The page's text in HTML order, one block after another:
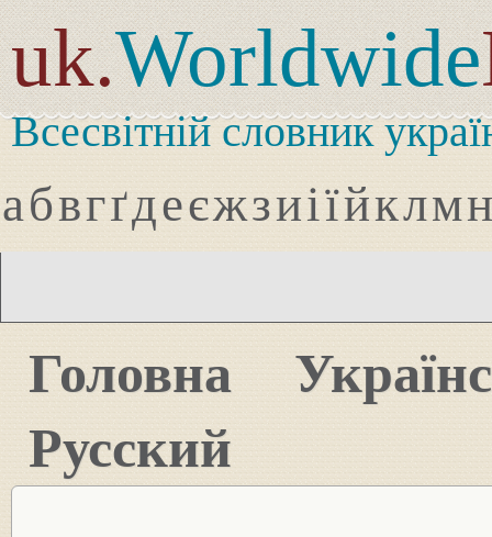
uk.Worldwide
Всесвітній словник
абвгґдеєжзиіїйклмн
Головна
Русский